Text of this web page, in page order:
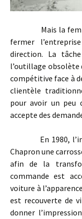
Mais la femme
fermer
direction. La
l’outillage obsolète
compétitive face à
clientèle
pour avoir un peu
accepte des
En 1980,
Chapron une
afin de la
commande est
voiture à
est recouverte de
donner